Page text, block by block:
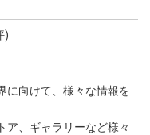
)
に向けて、様々な情報を
ア、ギャラリーなど様々